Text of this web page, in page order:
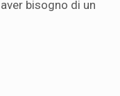
bisogno di un